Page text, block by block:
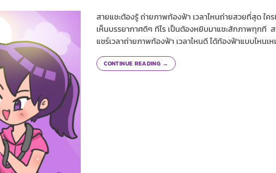
สายแชะต้องรู้ ถ่ายภาพท้องฟ้า เวลาไหนถ่ายสวยที่สุด ใ
เห็นบรรยากาศดีๆ ทีไร เป็นต้องหยิบมาแชะสักภาพทุกที
แชร์เวลาถ่ายภาพท้องฟ้า เวลาไหนดี ได้ท้องฟ้าแบบไหนเห
CONTINUE READING →